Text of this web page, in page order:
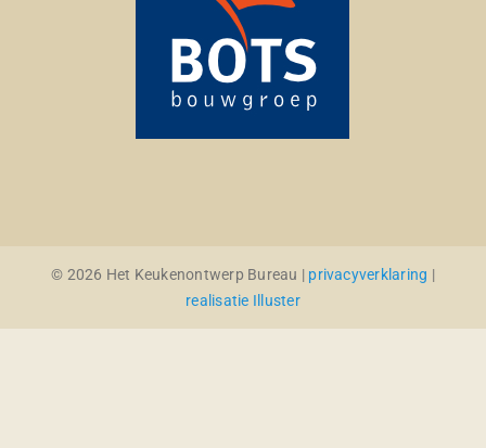
© 2026 Het Keukenontwerp Bureau | privacyverklaring |
realisatie Illuster